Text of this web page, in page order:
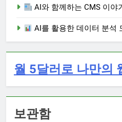
AI와 함께하는 CMS 이야
AI를 활용한 데이터 분석
월 5달러로 나만의
보관함